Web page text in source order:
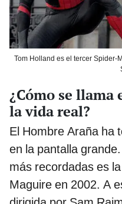
Tom Holland es el tercer Spider-
¿Cómo se llama
la vida real?
El Hombre Araña ha
en la pantalla
más recordadas es
Maguire en 2002. A